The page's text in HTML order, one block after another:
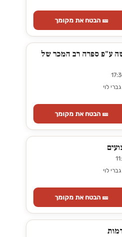
🎫 הבטח את מקומך
ע"פ ספרה רב המכר של
לוי
🎫 הבטח את מקומך
לוי
🎫 הבטח את מקומך